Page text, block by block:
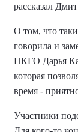
рассказал
О том, что
говорила и
ПКГО Дарья
которая
время -
Участники